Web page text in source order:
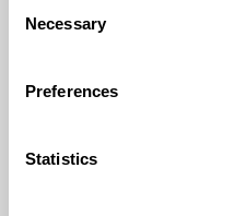
Selection
Necessary
Preferences
Statistics